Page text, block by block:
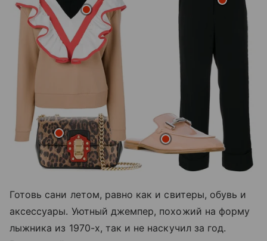
Готовь сани летом, равно как и свитеры, обувь и
аксессуары. Уютный джемпер, похожий на форму
лыжника из 1970-х, так и не наскучил за год.